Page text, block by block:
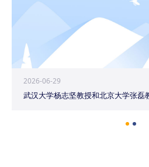
2026-06-29
武汉大学杨志坚教授和北京大学张磊